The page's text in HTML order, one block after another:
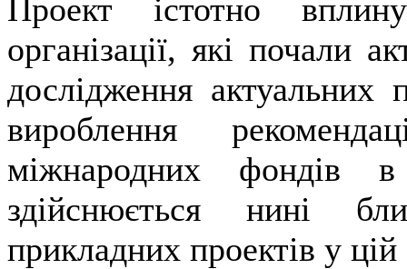
Проект істотно
організації, які почали
дослідження актуальних
вироблення
міжнародних фондів
здійснюється нині
прикладних проектів у цій